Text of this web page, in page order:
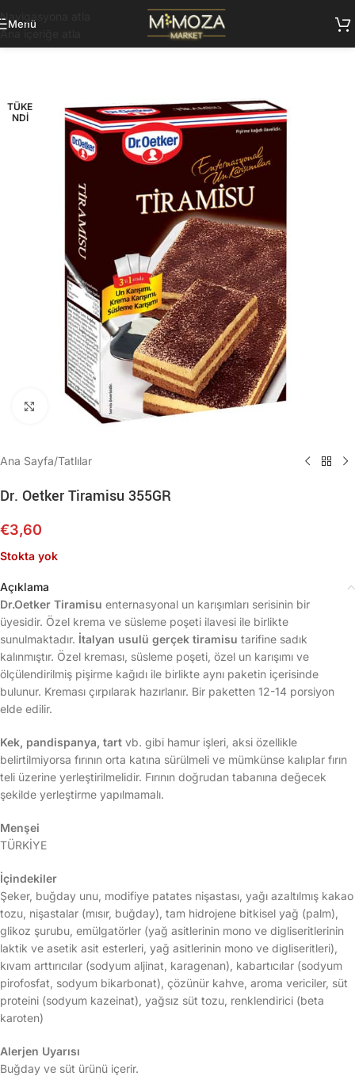
Navigasyona atla
Ana içeriğe atla
Menü
TÜKE
NDI
Büyütmek için tıklayın
Ana Sayfa/Tatlılar
Dr. Oetker Tiramisu 355GR
€3,60
Stokta yok
Açıklama
Dr.Oetker Tiramisu enternasyonal un karışımları serisinin bir
üyesidir. Özel krema ve süsleme poşeti ilavesi ile birlikte
sunulmaktadır. İtalyan usulü gerçek tiramisu tarifine sadık
kalınmıştır. Özel kreması, süsleme poşeti, özel un karışımı ve
ölçülendirilmiş pişirme kağıdı ile birlikte aynı paketin içerisinde
bulunur. Kreması çırpılarak hazırlanır. Bir paketten 12-14 porsiyon
elde edilir.
Kek, pandispanya, tart vb. gibi hamur işleri, aksi özellikle
belirtilmiyorsa fırının orta katına sürülmeli ve mümkünse kalıplar fırın
teli üzerine yerleştirilmelidir. Fırının doğrudan tabanına değecek
şekilde yerleştirme yapılmamalı.
Menşei
TÜRKİYE
İçindekiler
Şeker, buğday unu, modifiye patates nişastası, yağı azaltılmış kakao
tozu, nişastalar (mısır, buğday), tam hidrojene bitkisel yağ (palm),
glikoz şurubu, emülgatörler (yağ asitlerinin mono ve digliseritlerinin
laktik ve asetik asit esterleri, yağ asitlerinin mono ve digliseritleri),
kıvam arttırıcılar (sodyum aljinat, karagenan), kabartıcılar (sodyum
pirofosfat, sodyum bikarbonat), çözünür kahve, aroma vericiler, süt
proteini (sodyum kazeinat), yağsız süt tozu, renklendirici (beta
karoten)
Alerjen Uyarısı
Buğday ve süt ürünü içerir.